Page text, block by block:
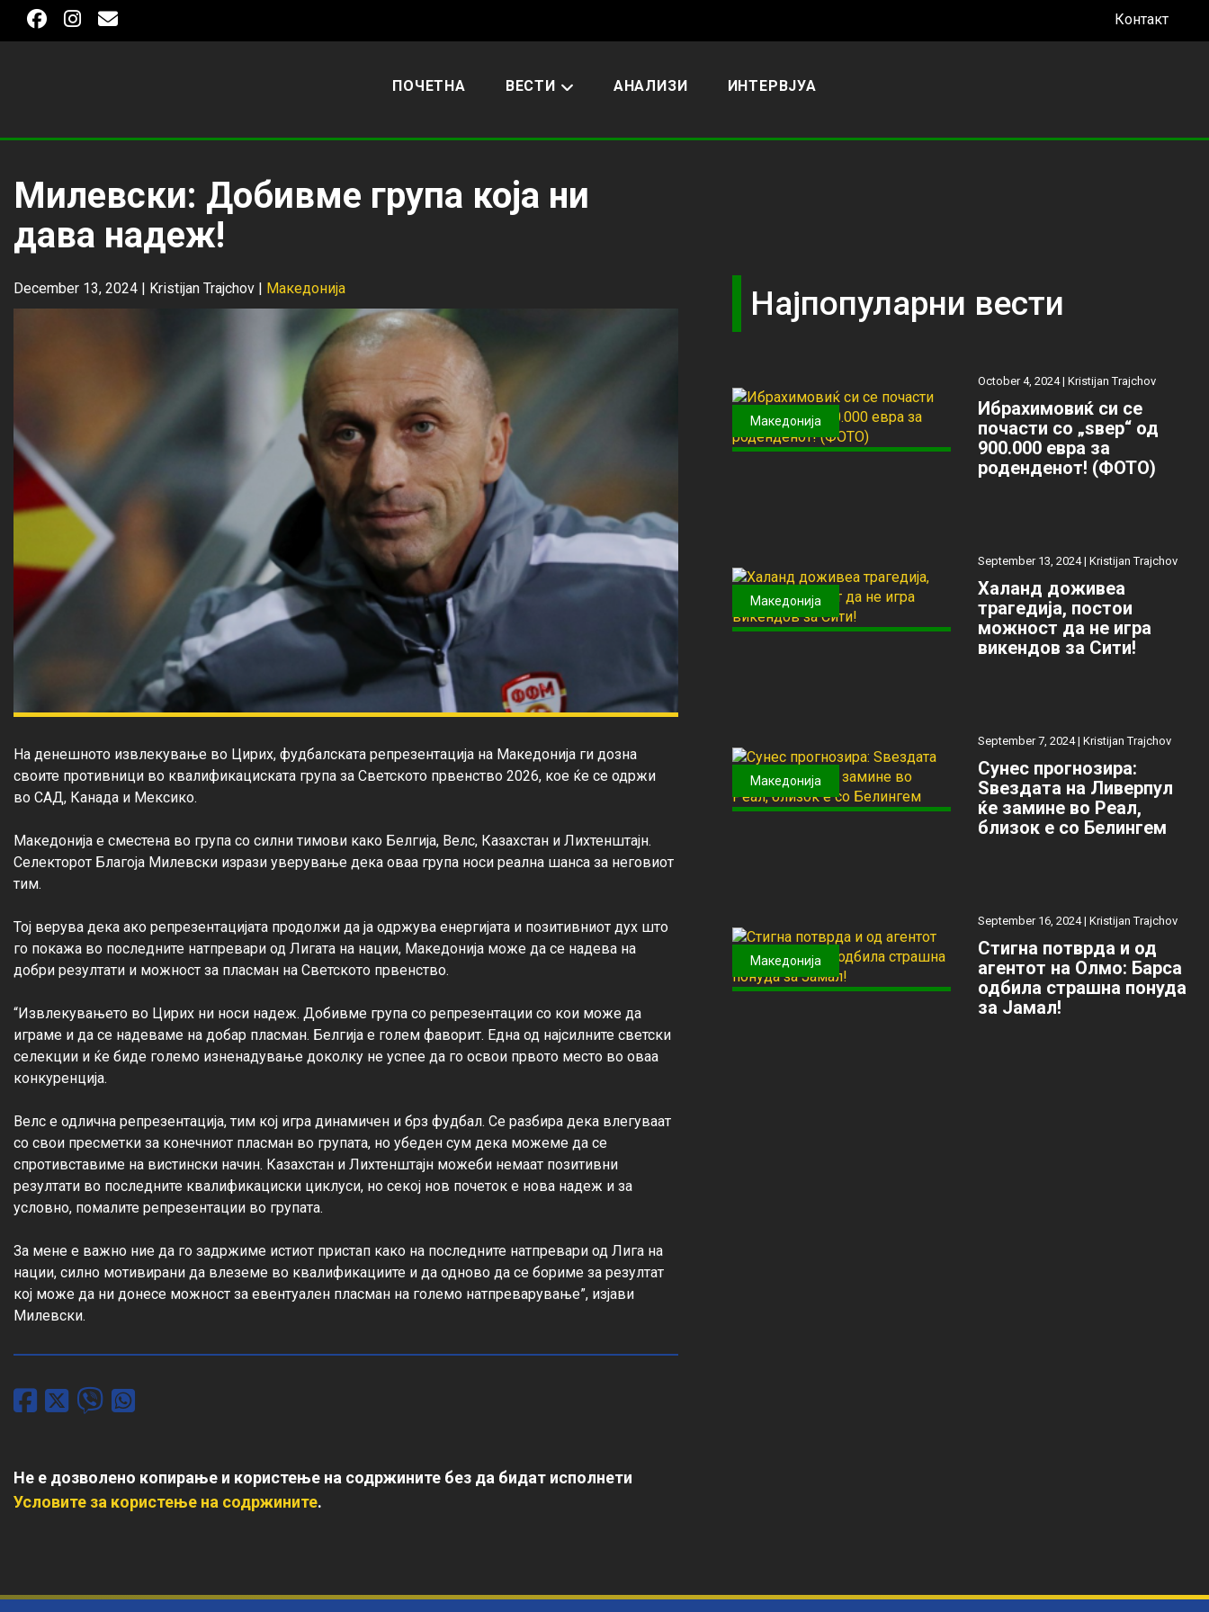
Контакт
ПОЧЕТНА ВЕСТИ АНАЛИЗИ ИНТЕРВЈУА
Милевски: Добивме група која ни
дава надеж!
December 13, 2024 | Kristijan Trajchov | Македонија
На денешното извлекување во Цирих, фудбалската репрезентација на Македонија ги дозна
своите противници во квалификациската група за Светското првенство 2026, кое ќе се одржи
во САД, Канада и Мексико.
Македонија е сместена во група со силни тимови како Белгија, Велс, Казахстан и Лихтенштајн.
Селекторот Благоја Милевски изрази уверување дека оваа група носи реална шанса за неговиот
тим.
Тој верува дека ако репрезентацијата продолжи да ја одржува енергијата и позитивниот дух што
го покажа во последните натпревари од Лигата на нации, Македонија може да се надева на
добри резултати и можност за пласман на Светското првенство.
“Извлекувањето во Цирих ни носи надеж. Добивме група со репрезентации со кои може да
играме и да се надеваме на добар пласман. Белгија е голем фаворит. Една од најсилните светски
селекции и ќе биде големо изненадување доколку не успее да го освои првото место во оваа
конкуренција.
Велс е одлична репрезентација, тим кој игра динамичен и брз фудбал. Се разбира дека влегуваат
со свои пресметки за конечниот пласман во групата, но убеден сум дека можеме да се
спротивставиме на вистински начин. Казахстан и Лихтенштајн можеби немаат позитивни
резултати во последните квалификациски циклуси, но секој нов почеток е нова надеж и за
условно, помалите репрезентации во групата.
За мене е важно ние да го задржиме истиот пристап како на последните натпревари од Лига на
нации, силно мотивирани да влеземе во квалификациите и да одново да се бориме за резултат
кој може да ни донесе можност за евентуален пласман на големо натпреварување”, изјави
Милевски.
Не е дозволено копирање и користење на содржините без да бидат исполнети
Условите за користење на содржините.
Најпопуларни вести
Македонија
October 4, 2024 | Kristijan Trajchov
Ибрахимовиќ си се
почасти со „ѕвер“ од
900.000 евра за
роденденот! (ФОТО)
Македонија
September 13, 2024 | Kristijan Trajchov
Халанд доживеа
трагедија, постои
можност да не игра
викендов за Сити!
Македонија
September 7, 2024 | Kristijan Trajchov
Сунес прогнозира:
Ѕвездата на Ливерпул
ќе замине во Реал,
близок е со Белингем
Македонија
September 16, 2024 | Kristijan Trajchov
Стигна потврда и од
агентот на Олмо: Барса
одбила страшна понуда
за Јамал!